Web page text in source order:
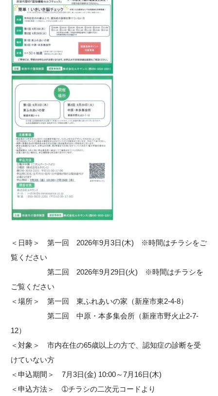
＜日時＞ 第一回 2026年9月3日(木) ※時間はチラシをご
覧ください
第二回 2026年9月29日(火) ※時間はチラシを
ご覧ください
＜場所＞ 第一回 東ふれあいの家（新座市東2-4-8）
第二回 中原・本多集会所（新座市野火止2-7-
12）
＜対象＞ 市内在住の65歳以上の方で、認知症の診断を受
けていない方
＜申込期間＞ 7月3日(金) 10:00～7月16日(木)
＜申込方法＞ ➀チラシの二次元コードより